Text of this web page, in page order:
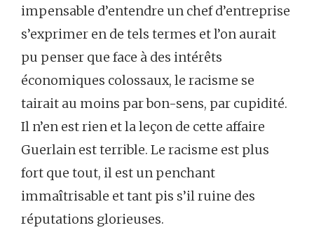
impensable d’entendre un chef d’entreprise
s’exprimer en de tels termes et l’on aurait
pu penser que face à des intérêts
économiques colossaux, le racisme se
tairait au moins par bon-sens, par cupidité.
Il n’en est rien et la leçon de cette affaire
Guerlain est terrible. Le racisme est plus
fort que tout, il est un penchant
immaîtrisable et tant pis s’il ruine des
réputations glorieuses.